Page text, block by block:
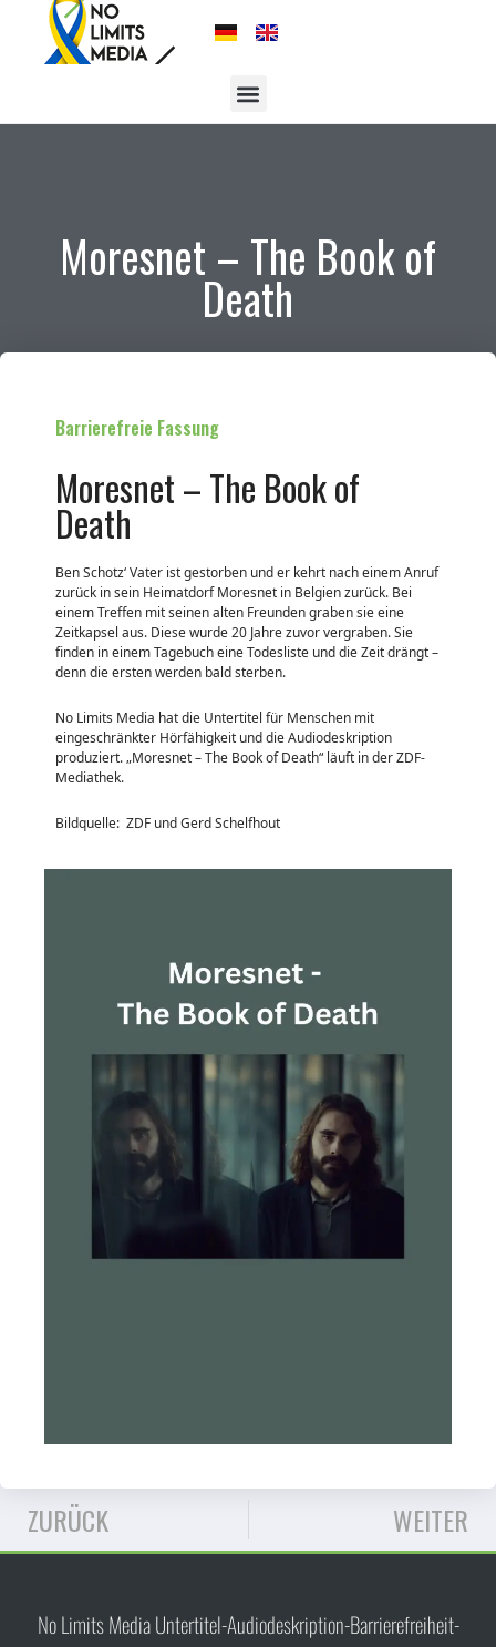
Moresnet – The Book of
Death
Barrierefreie Fassung
Moresnet – The Book of
Death
Ben Schotz‘ Vater ist gestorben und er kehrt nach einem Anruf
zurück in sein Heimatdorf Moresnet in Belgien zurück. Bei
einem Treffen mit seinen alten Freunden graben sie eine
Zeitkapsel aus. Diese wurde 20 Jahre zuvor vergraben. Sie
finden in einem Tagebuch eine Todesliste und die Zeit drängt –
denn die ersten werden bald sterben.
No Limits Media hat die Untertitel für Menschen mit
eingeschränkter Hörfähigkeit und die Audiodeskription
produziert. „Moresnet – The Book of Death“ läuft in der ZDF-
Mediathek.
Bildquelle: ZDF und Gerd Schelfhout
ZURÜCK WEITER
No Limits Media Untertitel-Audiodeskription-Barrierefreiheit-